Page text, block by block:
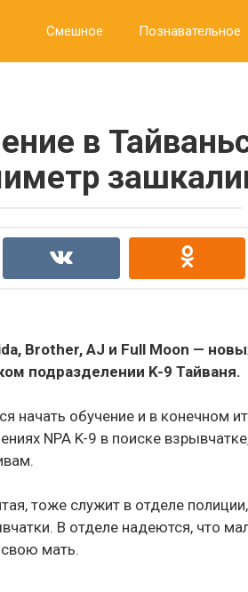
Смешное Познавательное
в
Brother, AJ и Full Moon —
подразделении K-9 Тайваня.
обучение и в конечном
NPA K-9 в поиске
тоже служит в отделе
В отделе надеются, что
мать.